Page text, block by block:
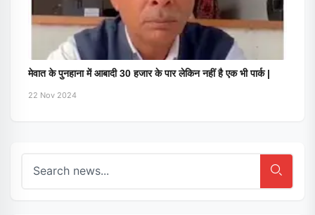
मेवात के पुनहाना में आबादी 30 हजार के पार लेकिन नहीं है एक भी पार्क |
22 Nov 2024